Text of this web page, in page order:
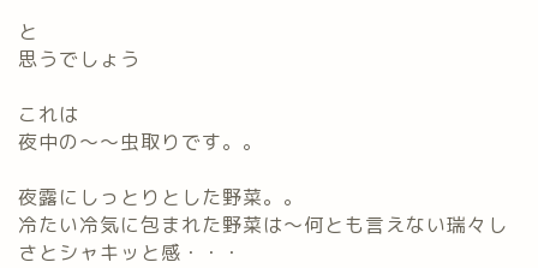
と
思うでしょう
これは
夜中の～～虫取りです。。
夜露にしっとりとした野菜。。
冷たい冷気に包まれた野菜は～何とも言えない瑞々し
さと シャキッ と感・・・